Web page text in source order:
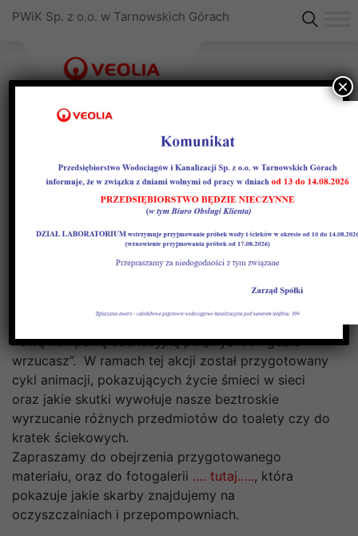
PWiK Sp. z o.o. w Tarnowskich Górach
„Myśl co i gdzie wrzucasz”
Wiele osób wciąż uważa, że toaleta, bądź studzienki
kanalizacyjne, to dobre miejsce, by wyrzucić
(pozbyć się) różnych śmieci. Czy śmieci w sieci to
nową kampanią edukacyjną pt. „Myśl co i gdzie
wrzucasz”. W ramach tej akcji został przygotowany
cykl animacji, pokazujących życie śmieci w sieci
oraz jakie skutki wywołuje nasze beztroskie
wyrzucanie różnych przedmiotów do toalety czy do
kratek ściekowych.
Zapraszamy do obejrzenia przygotowanego
materiału, oraz do fotogalerii …. tutaj….., która
pokazuje jakie skarby znajdujemy na
oczyszczalniach i przepompowniach.
×